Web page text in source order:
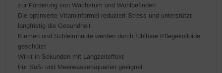
zur Förderung von Wachstum und Wohlbefinden
Die optimierte Vitaminformel reduziert Stress und unterstützt
langfristig die Gesundheit
Kiemen und Schleimhäute werden durch fühlbare Pflegekolloide
geschützt
Wirkt in Sekunden mit Langzeiteffekt
Für Süß- und Meerwasseraquarien geeignet